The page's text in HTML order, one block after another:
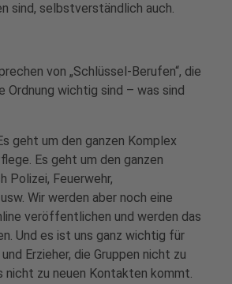
sind, selbstverständlich auch.
von „Schlüssel-Berufen“, die
wichtig sind – was sind
geht um den ganzen Komplex
Es geht um den ganzen
Polizei, Feuerwehr,
Wir werden aber noch eine
veröffentlichen und werden das
Und es ist uns ganz wichtig für
Erzieher, die Gruppen nicht zu
nicht zu neuen Kontakten kommt.